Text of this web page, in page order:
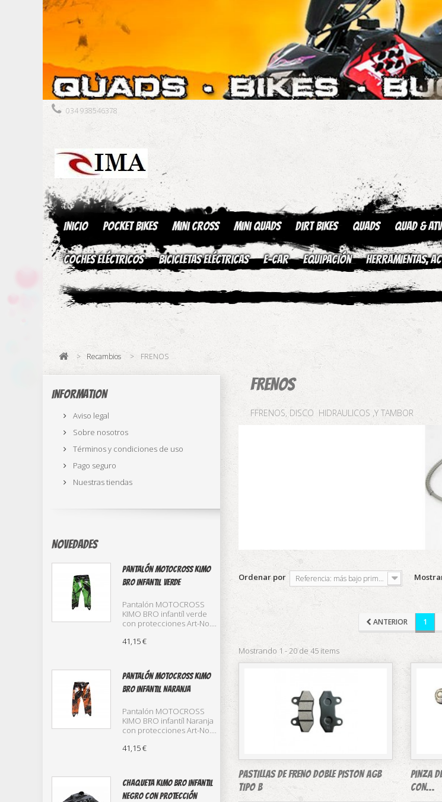
034 938546378
Inicio Pocket Bikes Mini Cross Mini Quads Dirt Bikes Quads QUAD &
Coches Eléctricos Bicicletas Eléctricas E-CAR Equipación HERRAMIENTAS,
> Recambios > FRENOS
Information
Aviso legal
Sobre nosotros
Términos y condiciones de uso
Pago seguro
Nuestras tiendas
Novedades
Pantalón Motocross Kimo
Bro infantil verde
Pantalón MOTOCROSS
KIMO BRO infantíl verde
con protecciones Art-No....
41,15 €
Pantalón Motocross Kimo
Bro infantil Naranja
Pantalón MOTOCROSS
KIMO BRO infantíl Naranja
con protecciones Art-No....
41,15 €
Chaqueta Kimo Bro infantil
negro con protección
FRENOS
FFRENOS, DISCO HIDRAULICOS ,Y TAMBOR
Ordenar por Referencia: más bajo primero
ANTERIOR 1
Mostrando 1 - 20 de 45 items
PASTILLAS DE FRENO DOBLE PISTON AGB
TIPO B
Pinza
CON...